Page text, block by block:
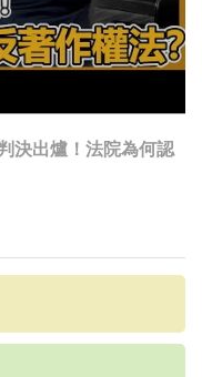
決出爐！法院為何認